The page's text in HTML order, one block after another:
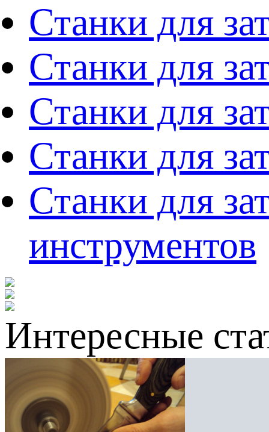
Станки для
Станки для
Станки для
Станки для
Станки для
инструментов
Интересные